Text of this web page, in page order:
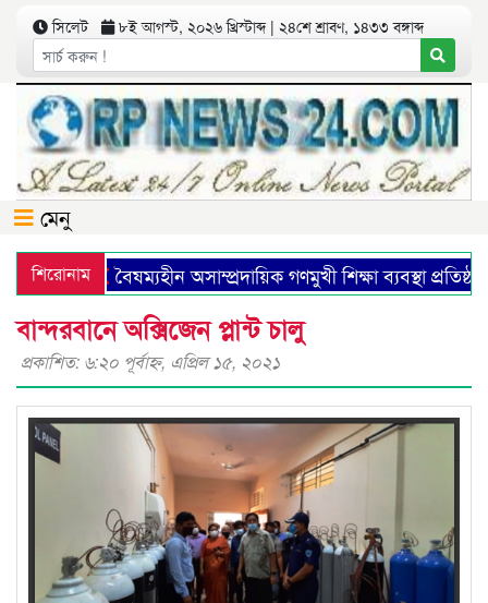
সিলেট ৮ই আগস্ট, ২০২৬ খ্রিস্টাব্দ | ২৪শে শ্রাবণ, ১৪৩৩ বঙ্গাব্দ
মেনু
শিরোনাম বৈষম্যহীন অসাম্প্রদায়িক গণমুখী শিক্ষা ব্যবস্থা
বান্দরবানে অক্সিজেন প্লান্ট চালু
প্রকাশিত: ৬:২০ পূর্বাহ্ণ, এপ্রিল ১৫, ২০২১